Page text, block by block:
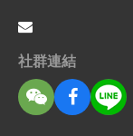
社群連結